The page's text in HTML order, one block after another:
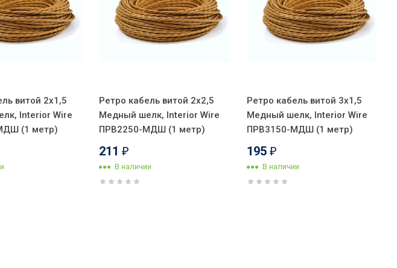
витой 2x1,5
Interior Wire
(1 метр)
Ретро кабель витой 2x2,5
Медный шелк, Interior Wire
ПРВ2250-МДШ (1 метр)
211 ₽
В наличии
Ретро кабель витой 3x1,5
Медный шелк, Interior Wire
ПРВ3150-МДШ (1 метр)
195 ₽
В наличии